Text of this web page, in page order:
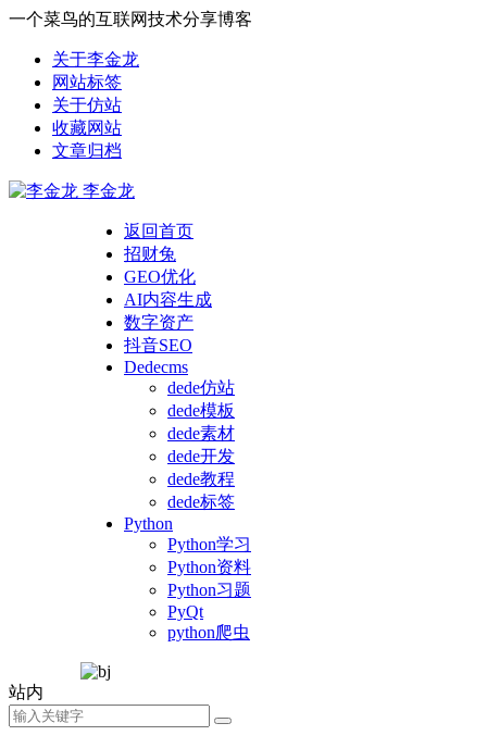
一个菜鸟的互联网技术分享博客
关于李金龙
网站标签
关于仿站
收藏网站
文章归档
李金龙
返回首页
招财兔
GEO优化
AI内容生成
数字资产
抖音SEO
Dedecms
dede仿站
dede模板
dede素材
dede开发
dede教程
dede标签
Python
Python学习
Python资料
Python习题
PyQt
python爬虫
站内